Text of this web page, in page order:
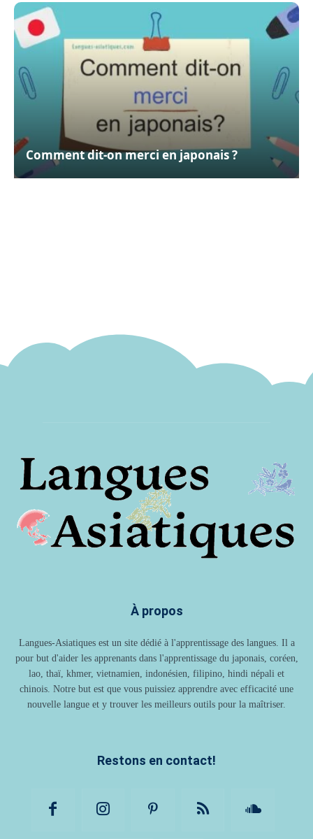
Comment dit-on merci en japonais ?
À propos
Langues-Asiatiques est un site dédié à l'apprentissage des langues. Il a
pour but d'aider les apprenants dans l'apprentissage du japonais, coréen,
lao, thaï, khmer, vietnamien, indonésien, filipino, hindi népali et
chinois. Notre but est que vous puissiez apprendre avec efficacité une
nouvelle langue et y trouver les meilleurs outils pour la maîtriser.
Restons en contact!